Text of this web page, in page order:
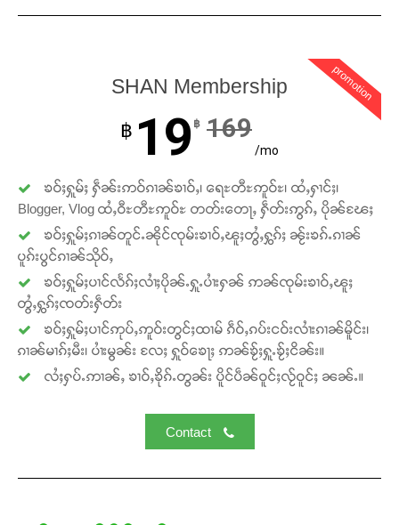
promotion
SHAN Membership
฿ 19 ฿ 169
/mo
ၶဝ်ႈႁူမ်ႈ ႁဵၼ်းဢဝ်ၵၢၼ်ၶၢဝ်ႇ၊ ရေႊတီႊဢူဝ်ႊ၊ ထႆႇႁၢင်ႈ၊
Blogger, Vlog ထႆႇဝီႊတီႊဢူဝ်ႊ တတ်းတေႃႇ ႁဵတ်းဢွၵ်ႇ ပိုၼ်ၽႄႈ
ၶဝ်ႈႁူမ်ႈၵၢၼ်တူင်ႉၼိုင်ၸုမ်းၶၢဝ်ႇၽူႈတွႆႇႁွၵ်ႈ ၼႂ်းၶၵ်ႉၵၢၼ်
ပူၵ်းပွင်ၵၢၼ်သိုဝ်ႇ
ၶဝ်ႈႁူမ်ႈပၢင်လႅၵ်ႈလၢႆႈပိုၼ်ႉႁူႉပၢႆးႁၼ် ဢၼ်ၸုမ်းၶၢဝ်ႇၽူႈ
တွႆႇႁွၵ်ႈၸတ်းႁဵတ်း
ၶဝ်ႈႁူမ်ႈပၢင်ဢုပ်ႇဢူဝ်းတွင်ႈထၢမ် ၵဵဝ်ႇၵပ်းငဝ်းလၢႆးၵၢၼ်မိူင်း၊
ၵၢၼ်မၢၵ်ႈမီး၊ ပၢႆးမွၼ်း လႄႈ ႁူဝ်ၶေႃႈ ဢၼ်ၶႂ်ႈႁူႉၶႂ်ႈငိၼ်း။
လႆႈႁပ်ႉဢၢၼ်ႇ ၶၢဝ်ႇၶိုၵ်ႉတွၼ်း ပိူင်ပဵၼ်ဝူင်ႈလႂ်ဝူင်ႈ ၼၼ်ႉ။
Contact